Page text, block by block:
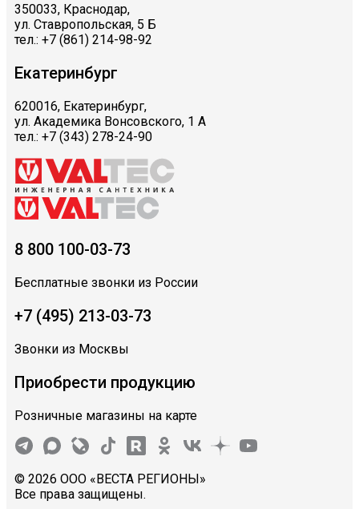
350033, Краснодар,
ул. Ставропольская, 5 Б
тел.: +7 (861) 214-98-92
Екатеринбург
620016, Екатеринбург,
ул. Академика Вонсовского, 1 А
тел.: +7 (343) 278-24-90
8 800 100-03-73
Бесплатные звонки из России
+7 (495) 213-03-73
Звонки из Москвы
Приобрести продукцию
Розничные магазины на карте
© 2026 ООО «ВЕСТА РЕГИОНЫ»
Все права защищены.